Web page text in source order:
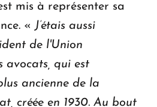
mis à représenter sa
« J’étais aussi
de l'Union
avocats, qui est
ancienne de la
créée en 1930. Au bout